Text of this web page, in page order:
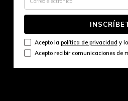
Acepto la política de privacidad y
Acepto recibir comunicaciones de